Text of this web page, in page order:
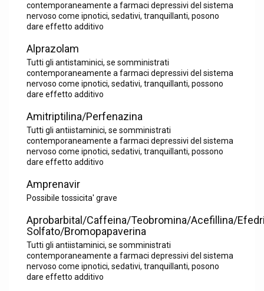
contemporaneamente a farmaci depressivi del sistema
nervoso come ipnotici, sedativi, tranquillanti, posono
dare effetto additivo
Alprazolam
Tutti gli antistaminici, se somministrati
contemporaneamente a farmaci depressivi del sistema
nervoso come ipnotici, sedativi, tranquillanti, possono
dare effetto additivo
Amitriptilina/Perfenazina
Tutti gli antiistaminici, se somministrati
contemporaneamente a farmaci depressivi del sistema
nervoso come ipnotici, sedativi, tranquillanti, possono
dare effetto additivo
Amprenavir
Possibile tossicita' grave
Aprobarbital/Caffeina/Teobromina/Acefillina/
Solfato/Bromopapaverina
Tutti gli antiistaminici, se somministrati
contemporaneamente a farmaci depressivi del sistema
nervoso come ipnotici, sedativi, tranquillanti, posono
dare effetto additivo